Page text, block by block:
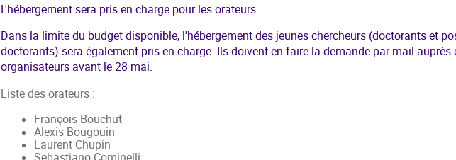
L'hébergement sera pris en charge pour les orateurs.
Dans la limite du budget disponible, l'hébergement des jeunes chercheurs (doctorants et
doctorants) sera également pris en charge. Ils doivent en faire la demande par mail auprès
organisateurs avant le 28 mai.
Liste des orateurs :
François Bouchut
Alexis Bougouin
Laurent Chupin